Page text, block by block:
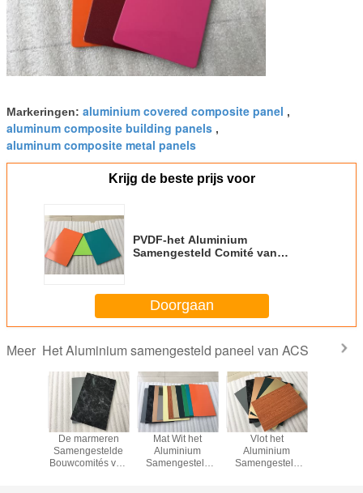
Markeringen: aluminium covered composite panel ,
aluminum composite building panels ,
aluminum composite metal panels
Krijg de beste prijs voor
PVDF-het Aluminium
Samengesteld Comité van
Doorgaan
Meer Het Aluminium samengesteld paneel van ACS
De marmeren
Samengestelde
Bouwcomités van
Mat Wit het
Aluminium
Samengesteld
Vlot het
Aluminium
Samengesteld